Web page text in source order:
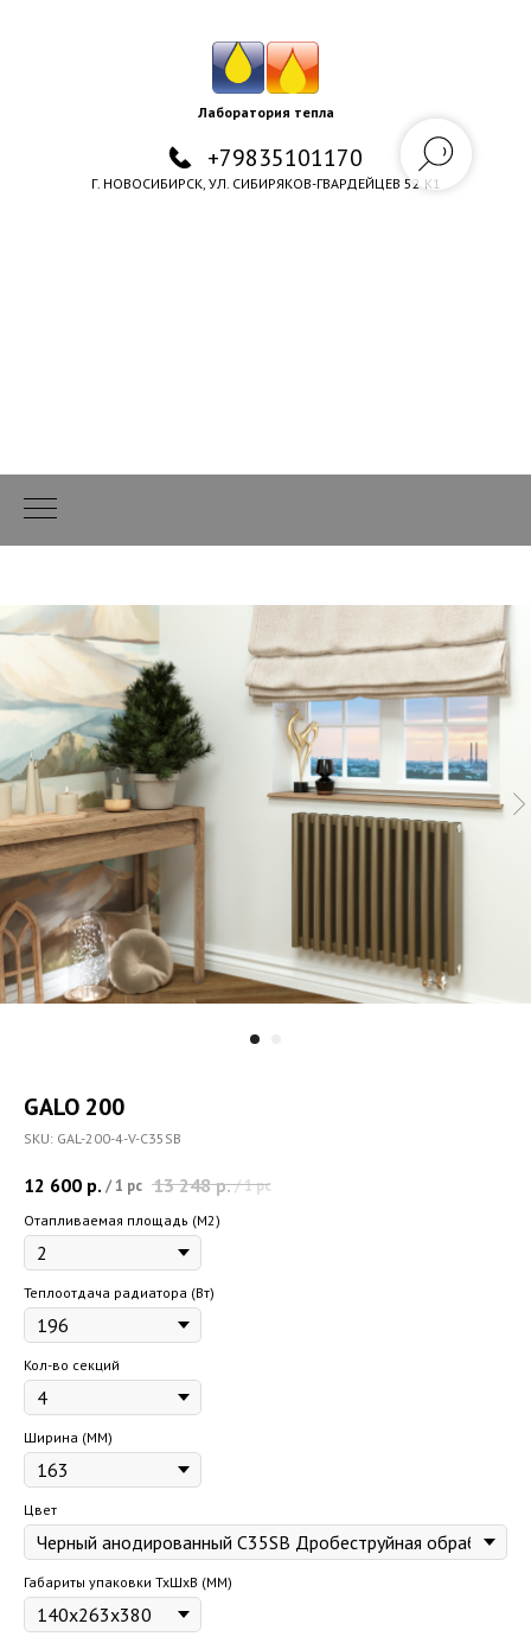
Лаборатория тепла
+79835101170
Г. НОВОСИБИРСК, УЛ. СИБИРЯКОВ-ГВАРДЕЙЦЕВ 52 К1
GALO 200
SKU: GAL-200-4-V-C35SB
12 600 р. /1 pc 13 248 р./1 pc
Отапливаемая площадь (M2)
Теплоотдача радиатора (Вт)
Кол-во секций
Ширина (ММ)
Цвет
Габариты упаковки ТхШхВ (ММ)